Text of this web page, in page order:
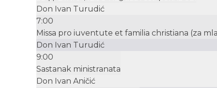
Don Ivan Turudić
7:00
Missa pro iuventute et familia christiana (za
Don Ivan Turudić
9:00
Sastanak ministranata
Don Ivan Aničić